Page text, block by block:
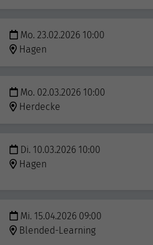
Mo. 23.02.2026 10:00
Hagen
Mo. 02.03.2026 10:00
Herdecke
Di. 10.03.2026 10:00
Hagen
Mi. 15.04.2026 09:00
Blended-Learning